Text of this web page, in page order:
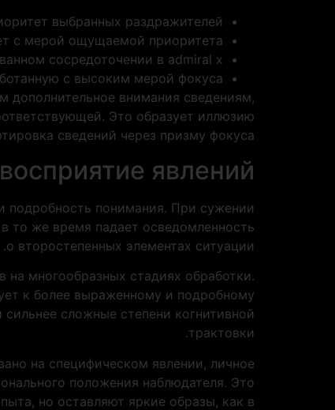
выбранных раздражителей
с мерой ощущаемой приоритета
сосредоточении в admiral x
с высоким мерой фокуса
дополнительное внимания сведениям,
Это образует иллюзию
сведений через призму фокуса.
явлений
подробность понимания. При сужении
то же время падает осведомленность
о второстепенных элементах ситуации.
на многообразных стадиях обработки.
к более выраженному и подробному
сложные степени когнитивной
трактовки.
на специфическом явлении, личное
положения наблюдателя. Это
но оставляют яркие образы, как в